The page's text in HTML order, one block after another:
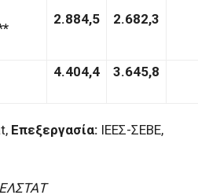
2.884,5 2.682,3
4.404,4 3.645,8
Επεξεργασία: ΙΕΕΣ-ΣΕΒΕ,